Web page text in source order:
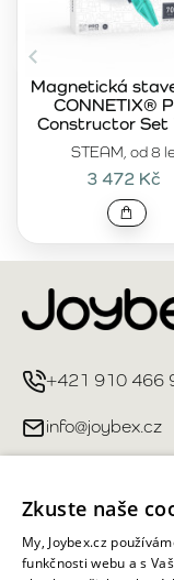
STEAM, od 8
Magnetická
CONNETIX®
Constructor Set
3 472 Kč
+421 910 466
info@joybex.cz
Můj účet
Zkuste naše
My, Joybex.cz
funkčnosti webu a s